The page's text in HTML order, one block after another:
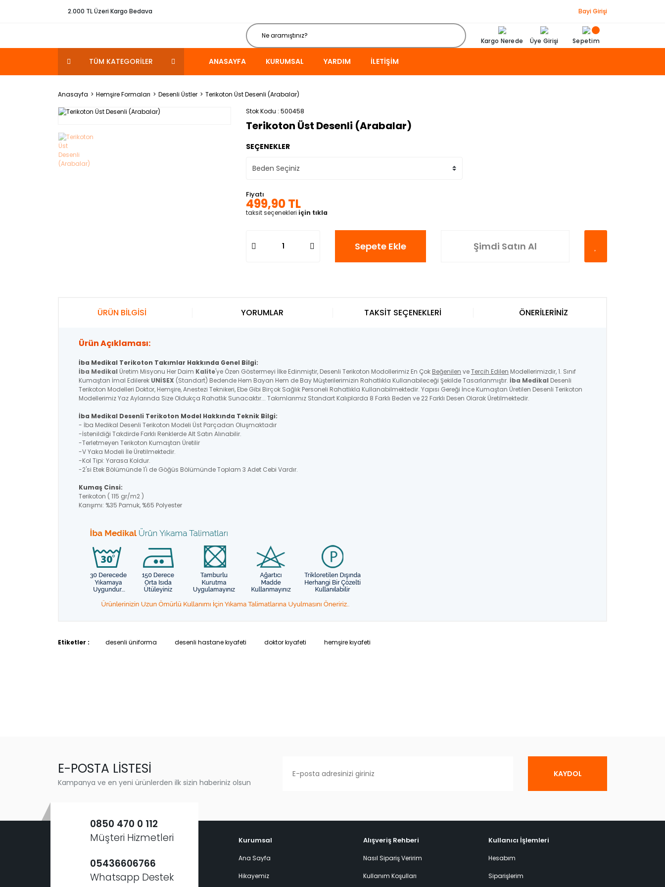
2.000 TL Üzeri Kargo Bedava Bayi Girişi
Kargo Nerede Üye Girişi Sepetim
TÜM KATEGORİLER ANASAYFA KURUMSAL YARDIM İLETIŞIM
Anasayfa Hemşire Formaları Desenli Üstler
Terikoton Üst Desenli (Arabalar)
Stok Kodu 500458
Terikoton Üst Desenli (Arabalar)
SEÇENEKLER
Fiyatı
499,90 TL
taksit seçenekleri için tıkla
Sepete Ekle Şimdi Satın Al
ÜRÜN BİLGİSİ
Ürün Açıklaması:
İba Medikal Terikoton Takımlar Hakkında Genel Bilgi:
İba Medikal Üretim Misyonu Her Daim Kalite'ye Özen Göstermeyi İlke Edinmiştir, Desenli Terikoton Modollerimiz En Çok Beğenilen veTercih Edilen Modellerimizdir, 1. Sınıf
Kumaştan İmal Edilerek UNİSEX (Standart) Bedende Hem Bayan Hem de Bay Müşterilerimizin Rahatlıkla Kullanabileceği Şekilde Tasarlanmıştır. İba Medikal Desenli
Terikoton Modelleri Doktor, Hemşire, Anestezi Teknikeri, Ebe Gibi Birçok Sağlık Personeli Rahatlıkla Kullanabilmektedir. Yapısı Gereği İnce Kumaştan Üretilen Desenli Terikoton
Modellerimiz Yaz Aylarında Size Oldukça Rahatlık Sunacaktır... Takımlarımız Standart Kalıplarda 8 Farklı Beden ve 22 Farklı Desen Olarak Üretilmektedir.
İba Medikal Desenli Terikoton Model Hakkında Teknik Bilgi:
- İba Medikal Desenli Terikoton Modeli Üst Parçadan Oluşmaktadır
-İstenildiği Takdirde Farklı Renklerde Alt Satın Alınabilir.
-Terletmeyen Terikoton Kumaştan Üretilir
-V Yaka Modeli İle Üretilmektedir.
-Kol Tipi: Yarasa Koldur.
-2'si Etek Bölümünde 1'i de Göğüs Bölümünde Toplam 3 Adet Cebi Vardır.
Kumaş Cinsi:
Terikoton ( 115 gr/m2 )
Karışımı: %35 Pamuk, %65 Polyester
YORUMLAR TAKSİT SEÇENEKLERİ ÖNERİLERİNİZ
Etiketler : desenli üniforma desenli hastane kıyafeti doktor kıyafeti hemşire kıyafeti
E-POSTA LİSTESİ
Kampanya ve en yeni ürünlerden ilk sizin haberiniz olsun
KAYDOL
0850 470 0 112
Müşteri Hizmetleri
05436606766
Whatsapp Destek
Kurumsal
Ana Sayfa
Hikayemiz
Alışveriş Rehberi
Nasıl Sipariş Veririm
Kullanım Koşulları
Kullanıcı İşlemleri
Hesabım
Siparişlerim